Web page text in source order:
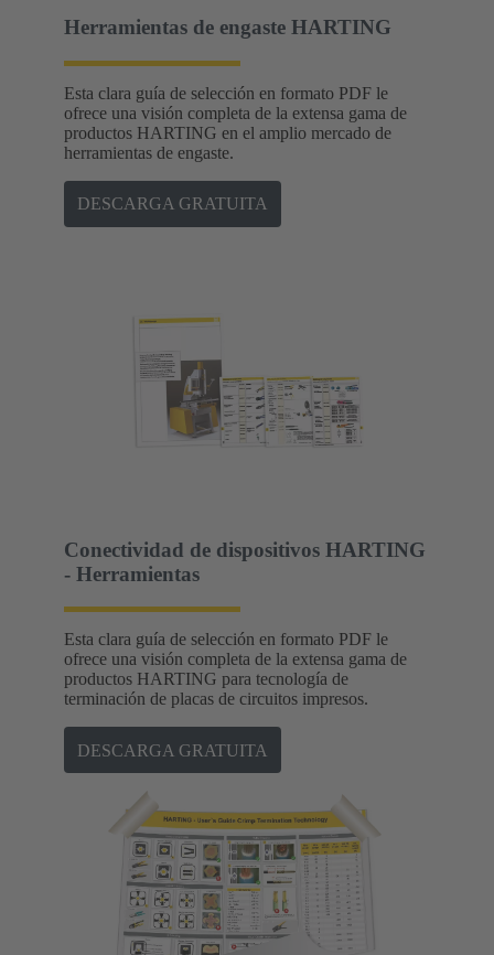
Herramientas de engaste HARTING
Esta clara guía de selección en formato PDF le
ofrece una visión completa de la extensa gama de
productos HARTING en el amplio mercado de
herramientas de engaste.
DESCARGA GRATUITA
Conectividad de dispositivos HARTING
- Herramientas
Esta clara guía de selección en formato PDF le
ofrece una visión completa de la extensa gama de
productos HARTING para tecnología de
terminación de placas de circuitos impresos.
DESCARGA GRATUITA